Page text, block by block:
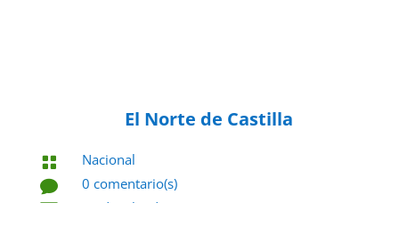
El Norte de Castilla

Nacional

0 comentario(s)
17 de julio de 2022